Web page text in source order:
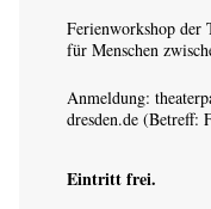
Ferienworkshop der
für Menschen
Anmeldung:
dresden.de (Betreff:
Eintritt frei.